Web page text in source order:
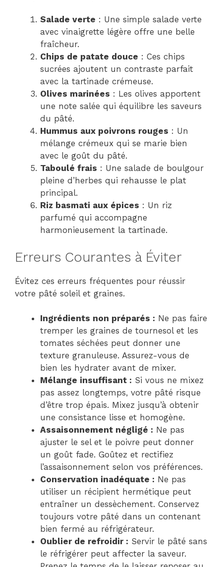
Salade verte : Une simple salade verte
avec vinaigrette légère offre une belle
fraîcheur.
Chips de patate douce : Ces chips
sucrées ajoutent un contraste parfait
avec la tartinade crémeuse.
Olives marinées : Les olives apportent
une note salée qui équilibre les saveurs
du pâté.
Hummus aux poivrons rouges : Un
mélange crémeux qui se marie bien
avec le goût du pâté.
Taboulé frais : Une salade de boulgour
pleine d’herbes qui rehausse le plat
principal.
Riz basmati aux épices : Un riz
parfumé qui accompagne
harmonieusement la tartinade.
Erreurs Courantes à Éviter
Évitez ces erreurs fréquentes pour réussir
votre pâté soleil et graines.
Ingrédients non préparés : Ne pas faire
tremper les graines de tournesol et les
tomates séchées peut donner une
texture granuleuse. Assurez-vous de
bien les hydrater avant de mixer.
Mélange insuffisant : Si vous ne mixez
pas assez longtemps, votre pâté risque
d’être trop épais. Mixez jusqu’à obtenir
une consistance lisse et homogène.
Assaisonnement négligé : Ne pas
ajuster le sel et le poivre peut donner
un goût fade. Goûtez et rectifiez
l’assaisonnement selon vos préférences.
Conservation inadéquate : Ne pas
utiliser un récipient hermétique peut
entraîner un dessèchement. Conservez
toujours votre pâté dans un contenant
bien fermé au réfrigérateur.
Oublier de refroidir : Servir le pâté sans
le réfrigérer peut affecter la saveur.